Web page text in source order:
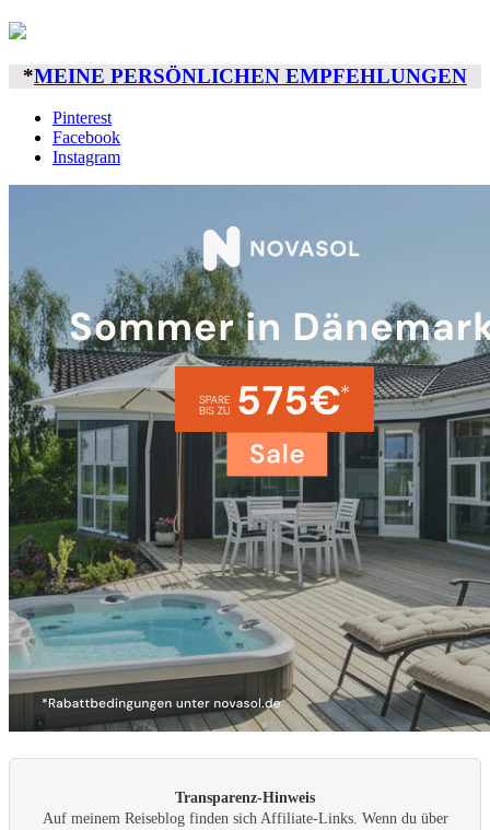
*MEINE PERSÖNLICHEN EMPFEHLUNGEN
Pinterest
Facebook
Instagram
Transparenz-Hinweis
Auf meinem Reiseblog finden sich Affiliate-Links. Wenn du über